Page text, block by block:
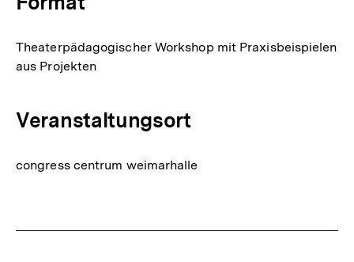
Theaterpädagogischer Workshop mit Praxisbeispielen
aus Projekten
Veranstaltungsort
congress centrum weimarhalle